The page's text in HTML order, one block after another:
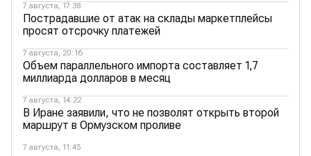
7 августа, 17:38
Пострадавшие от атак на склады маркетплейсы
просят отсрочку платежей
7 августа, 20:16
Объем параллельного импорта составляет 1,7
миллиарда долларов в месяц
7 августа, 14:22
В Иране заявили, что не позволят открыть второй
маршрут в Ормузском проливе
7 августа, 11:45